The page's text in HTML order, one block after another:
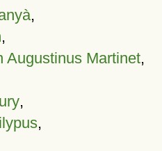
,
,
Augustinus Martinet,
,
,